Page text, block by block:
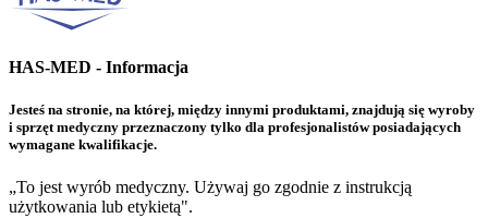
HAS-MED - Informacja
Jesteś na stronie, na której, między innymi produktami, znajdują się wyroby
i sprzęt medyczny przeznaczony tylko dla profesjonalistów posiadających
wymagane kwalifikacje.
„To jest wyrób medyczny. Używaj go zgodnie z instrukcją
użytkowania lub etykietą".